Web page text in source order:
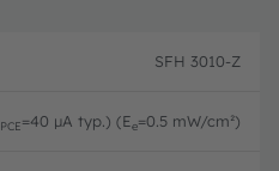
SFH 3010-Z
PCE=40 µA typ.) (Ee=0.5 mW/cm²)